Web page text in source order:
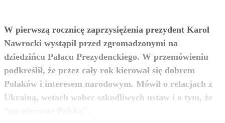
W pierwszą rocznicę zaprzysiężenia prezydent Karol
Nawrocki wystąpił przed zgromadzonymi na
dziedzińcu Pałacu Prezydenckiego. W przemówieniu
podkreślił, że przez cały rok kierował się dobrem
Polaków i interesem narodowym. Mówił o relacjach z
Ukrainą, wetach wobec szkodliwych ustaw i o tym, że
zobacz więcej